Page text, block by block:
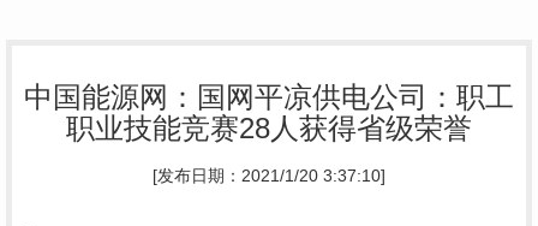
中国能源网：国网平凉供电公司：职工
职业技能竞赛28人获得省级荣誉
[发布日期：2021/1/20 3:37:10]